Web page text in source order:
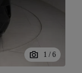
1 / 6